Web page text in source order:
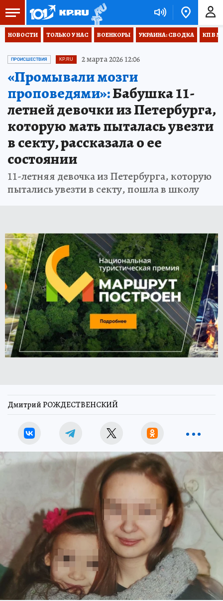
НОВОСТИ ТОЛЬКО У НАС ВОЕНКОРЫ УКРАИНА: СВОДКА КП В
ПРОИСШЕСТВИЯ KP.RU 2 марта 2026 12:06
«Промывали мозги
проповедями»:Бабушка 11-
летней девочки из Петербурга,
которую мать пыталась увезти
в секту, рассказала о ее
состоянии
11-летняя девочка из Петербурга, которую
пытались увезти в секту, пошла в школу
Дмитрий РОЖДЕСТВЕНСКИЙ